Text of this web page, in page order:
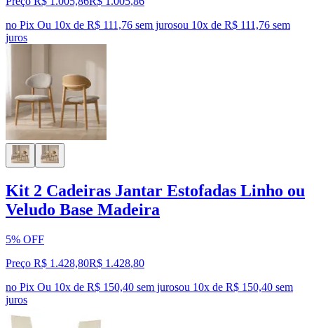
no Pix Ou 10x de R$ 111,76 sem jurosou 10x de R$ 111,76 sem
juros
Kit 2 Cadeiras Jantar Estofadas Linho ou
Veludo Base Madeira
5% OFF
Preço R$ 1.428,80R$ 1.428,80
no Pix Ou 10x de R$ 150,40 sem jurosou 10x de R$ 150,40 sem
juros